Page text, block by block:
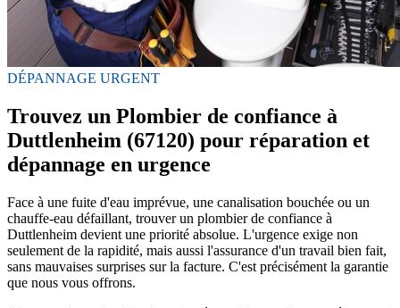
DÉPANNAGE URGENT
Trouvez un Plombier de confiance à
Duttlenheim (67120) pour réparation et
dépannage en urgence
Face à une fuite d'eau imprévue, une canalisation bouchée ou un
chauffe-eau défaillant, trouver un plombier de confiance à
Duttlenheim devient une priorité absolue. L'urgence exige non
seulement de la rapidité, mais aussi l'assurance d'un travail bien fait,
sans mauvaises surprises sur la facture. C'est précisément la garantie
que nous vous offrons.